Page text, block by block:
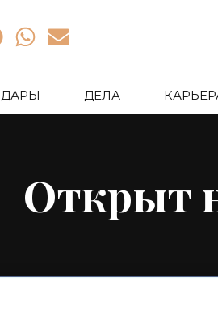
ДАРЫ ДЕЛА
Открыт